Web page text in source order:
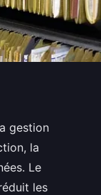
gestion
la
Le
les